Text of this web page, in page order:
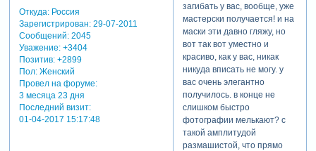
Откуда:Россия
Зарегистрирован: 29-07-2011
Сообщений:2045
Уважение: +3404
Позитив: +2899
Пол:Женский
Провел на форуме:
3 месяца 23 дня
Последний визит:
01-04-2017 15:17:48
загибать у вас, вообще, уже
мастерски получается! и на
маски эти давно гляжу, но
вот так вот уместно и
красиво, как у вас, никак
никуда вписать не могу. у
вас очень элегантно
получилось. в конце не
слишком быстро
фотографии мелькают? с
такой амплитудой
размашистой, что прямо